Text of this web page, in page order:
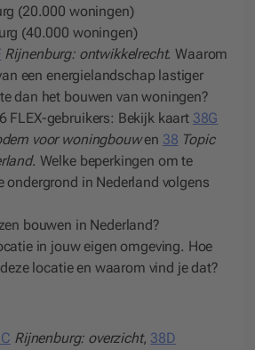
(20.000 woningen)
(40.000 woningen)
Rijnenburg: ontwikkelrecht. Waarom
een energielandschap lastiger
dan het bouwen van woningen?
FLEX-gebruikers: Bekijk kaart 38G
voor woningbouwen 38 Topic
. Welke beperkingen om te
ondergrond in Nederland volgens
bouwen in Nederland?
in jouw eigen omgeving. Hoe
locatie en waarom vind je dat?
Rijnenburg: overzicht, 38D